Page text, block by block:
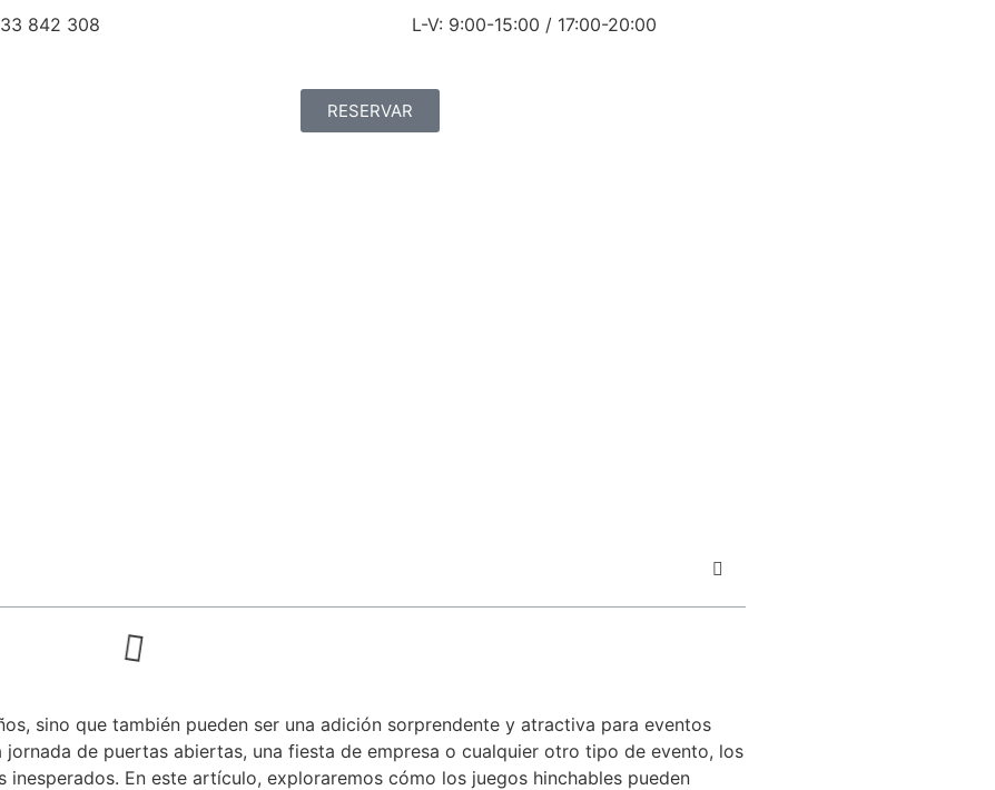
842 308 L-V: 9:00-15:00 / 17:00-20:00
RESERVAR
sino que también pueden ser una adición sorprendente y atractiva para eventos
de puertas abiertas, una fiesta de empresa o cualquier otro tipo de evento, los
En este artículo, exploraremos cómo los juegos hinchables pueden